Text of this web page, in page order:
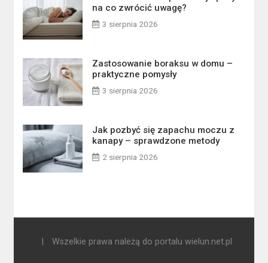
na co zwrócić uwagę?
3 sierpnia 2026
Zastosowanie boraksu w domu –
praktyczne pomysły
3 sierpnia 2026
Jak pozbyć się zapachu moczu z
kanapy – sprawdzone metody
2 sierpnia 2026
Wszelkie prawa należą do portalu wielun.net.pl